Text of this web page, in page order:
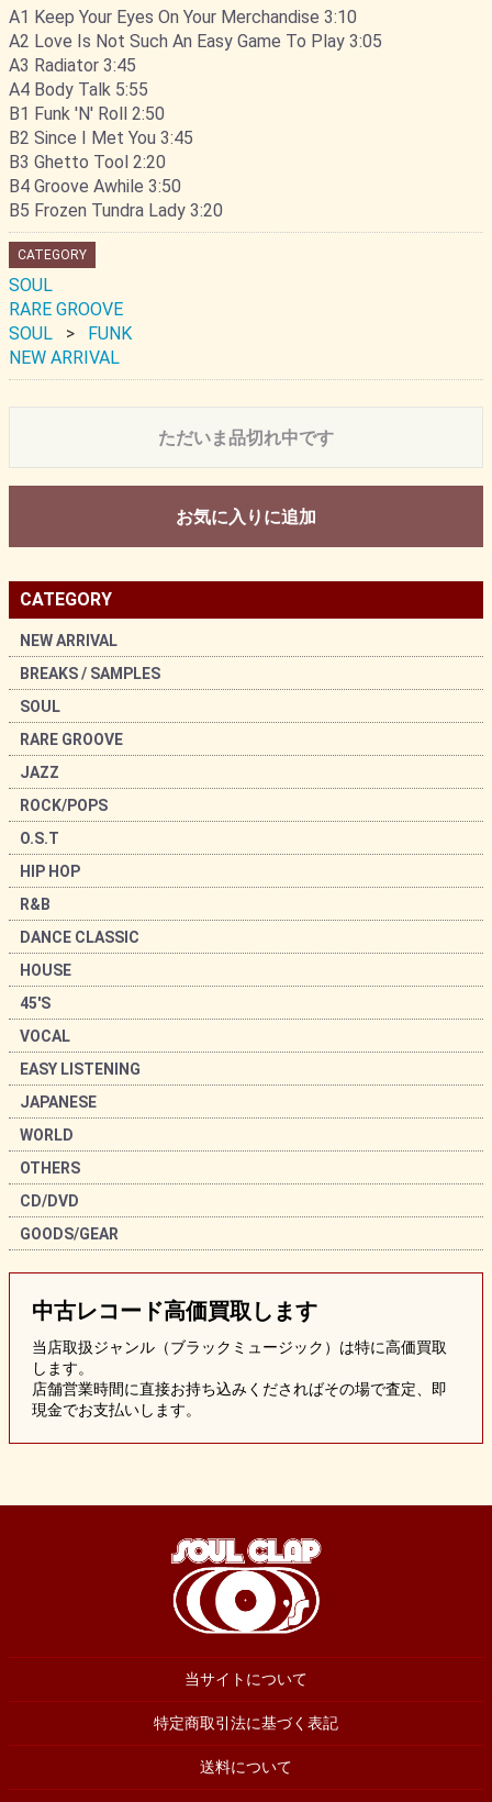
CATEGORY
NEW ARRIVAL
BREAKS / SAMPLES
SOUL
RARE GROOVE
JAZZ
ROCK/POPS
O.S.T
HIP HOP
R&B
DANCE CLASSIC
HOUSE
45'S
VOCAL
EASY LISTENING
JAPANESE
WORLD
OTHERS
CD/DVD
GOODS/GEAR
中古レコード高価買取します
当店取扱ジャンル（ブラックミュージック）は特に高価買取
します。
店舗営業時間に直接お持ち込みくださればその場で査定、即
現金でお支払いします。
A1 Keep Your Eyes On Your Merchandise 3:10
A2 Love Is Not Such An Easy Game To Play 3:05
A3 Radiator 3:45
A4 Body Talk 5:55
B1 Funk 'N' Roll 2:50
B2 Since I Met You 3:45
B3 Ghetto Tool 2:20
B4 Groove Awhile 3:50
B5 Frozen Tundra Lady 3:20
CATEGORY
SOUL
RARE GROOVE
SOUL
FUNK
NEW ARRIVAL
ただいま品切れ中です
お気に入りに追加
当サイトについて
特定商取引法に基づく表記
送料について